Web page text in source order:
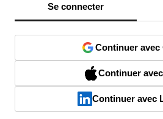
Se connecter
Continuer avec
Continuer
Continuer avec